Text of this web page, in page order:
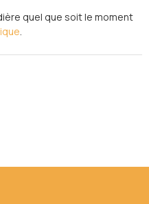
quel que soit le moment
.